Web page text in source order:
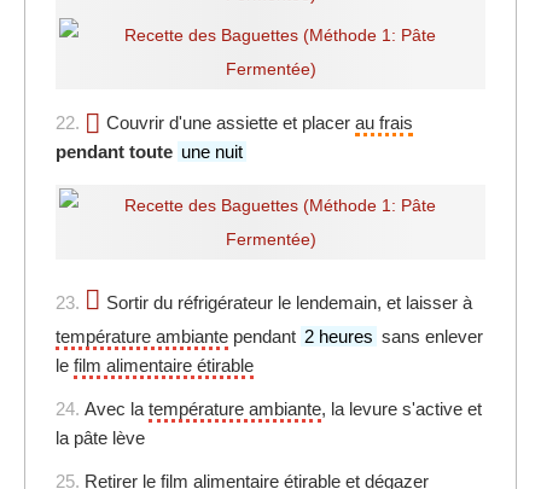
22. Couvrir d'une assiette et placer au frais
pendant toute une nuit
23.
Sortir du réfrigérateur le lendemain, et laisser à
température ambiante pendant 2 heures sans enlever
le film alimentaire étirable
24. Avec la température ambiante, la levure s'active et
la pâte lève
25. Retirer le film alimentaire étirable et dégazer